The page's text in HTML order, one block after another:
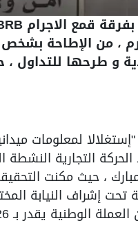
، من الإطاحة
و طرحها للتداول ،
لمعلومات
التجارية
، حيث مكنت
تحت إشراف النيابة